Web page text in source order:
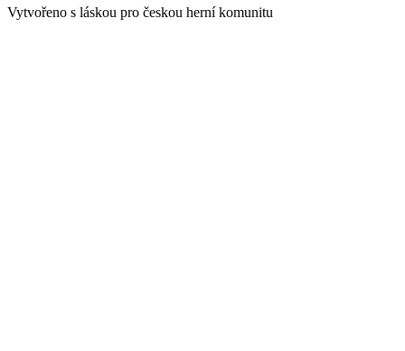
Vytvořeno s láskou pro českou herní komunitu